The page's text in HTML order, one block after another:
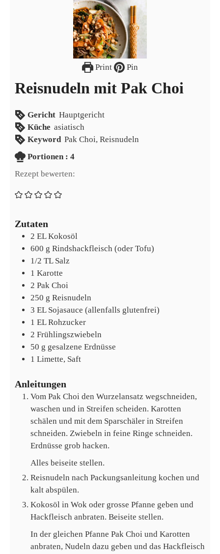
Print Pin
Reisnudeln mit Pak Choi
Gericht Hauptgericht
Küche asiatisch
Keyword Pak Choi, Reisnudeln
Portionen
Portionen :4
Rezept bewerten:
Zutaten
2 ELKokosöl
600 g Rindshackfleisch (oder Tofu)
1/2 TL Salz
1 Karotte
2 Pak Choi
250 g Reisnudeln
3 EL Sojasauce (allenfalls glutenfrei)
1 EL Rohzucker
2 Frühlingszwiebeln
50 g gesalzene Erdnüsse
1 Limette, Saft
Anleitungen
Vom Pak Choi den Wurzelansatz wegschneiden,
waschen und in Streifen scheiden. Karotten
schälen und mit dem Sparschäler in Streifen
schneiden. Zwiebeln in feine Ringe schneiden.
Erdnüsse grob hacken.
Alles beiseite stellen.
Reisnudeln nach Packungsanleitung kochen und
kalt abspülen.
Kokosöl in Wok oder grosse Pfanne geben und
Hackfleisch anbraten. Beiseite stellen.
In der gleichen Pfanne Pak Choi und Karotten
anbraten, Nudeln dazu geben und das Hackfleisch